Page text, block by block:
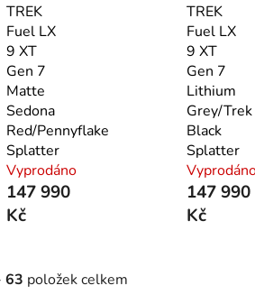
TREK
Fuel LX
9 XT
Gen 7
Matte
Sedona
Red/Pennyflake
Splatter
Vyprodáno
147 990
Kč
TREK
Fuel LX
9 XT
Gen 7
Lithium
Grey/Trek
Black
Splatter
147 990
Kč
63 položek celkem